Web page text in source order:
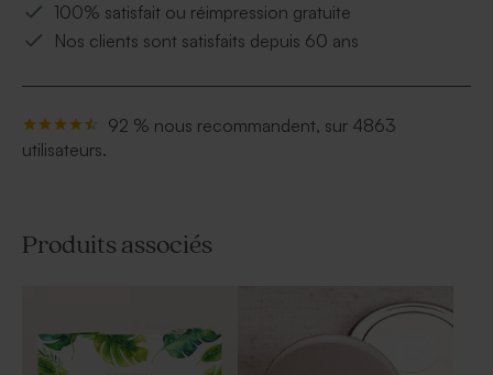
100% satisfait ou réimpression gratuite
Nos clients sont satisfaits depuis 60 ans
92 % nous recommandent, sur 4863
utilisateurs.
Produits associés